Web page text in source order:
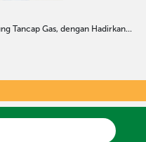
Tancap Gas, dengan Hadirkan...